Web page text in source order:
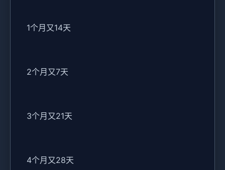
1个月又14天
2个月又7天
3个月又21天
4个月又28天